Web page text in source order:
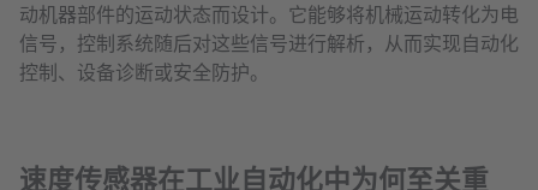
动机器部件的运动状态而设计。它能够将机械运动转化为电
信号，控制系统随后对这些信号进行解析，从而实现自动化
控制、设备诊断或安全防护。
速度传感器在工业自动化中为何至关重